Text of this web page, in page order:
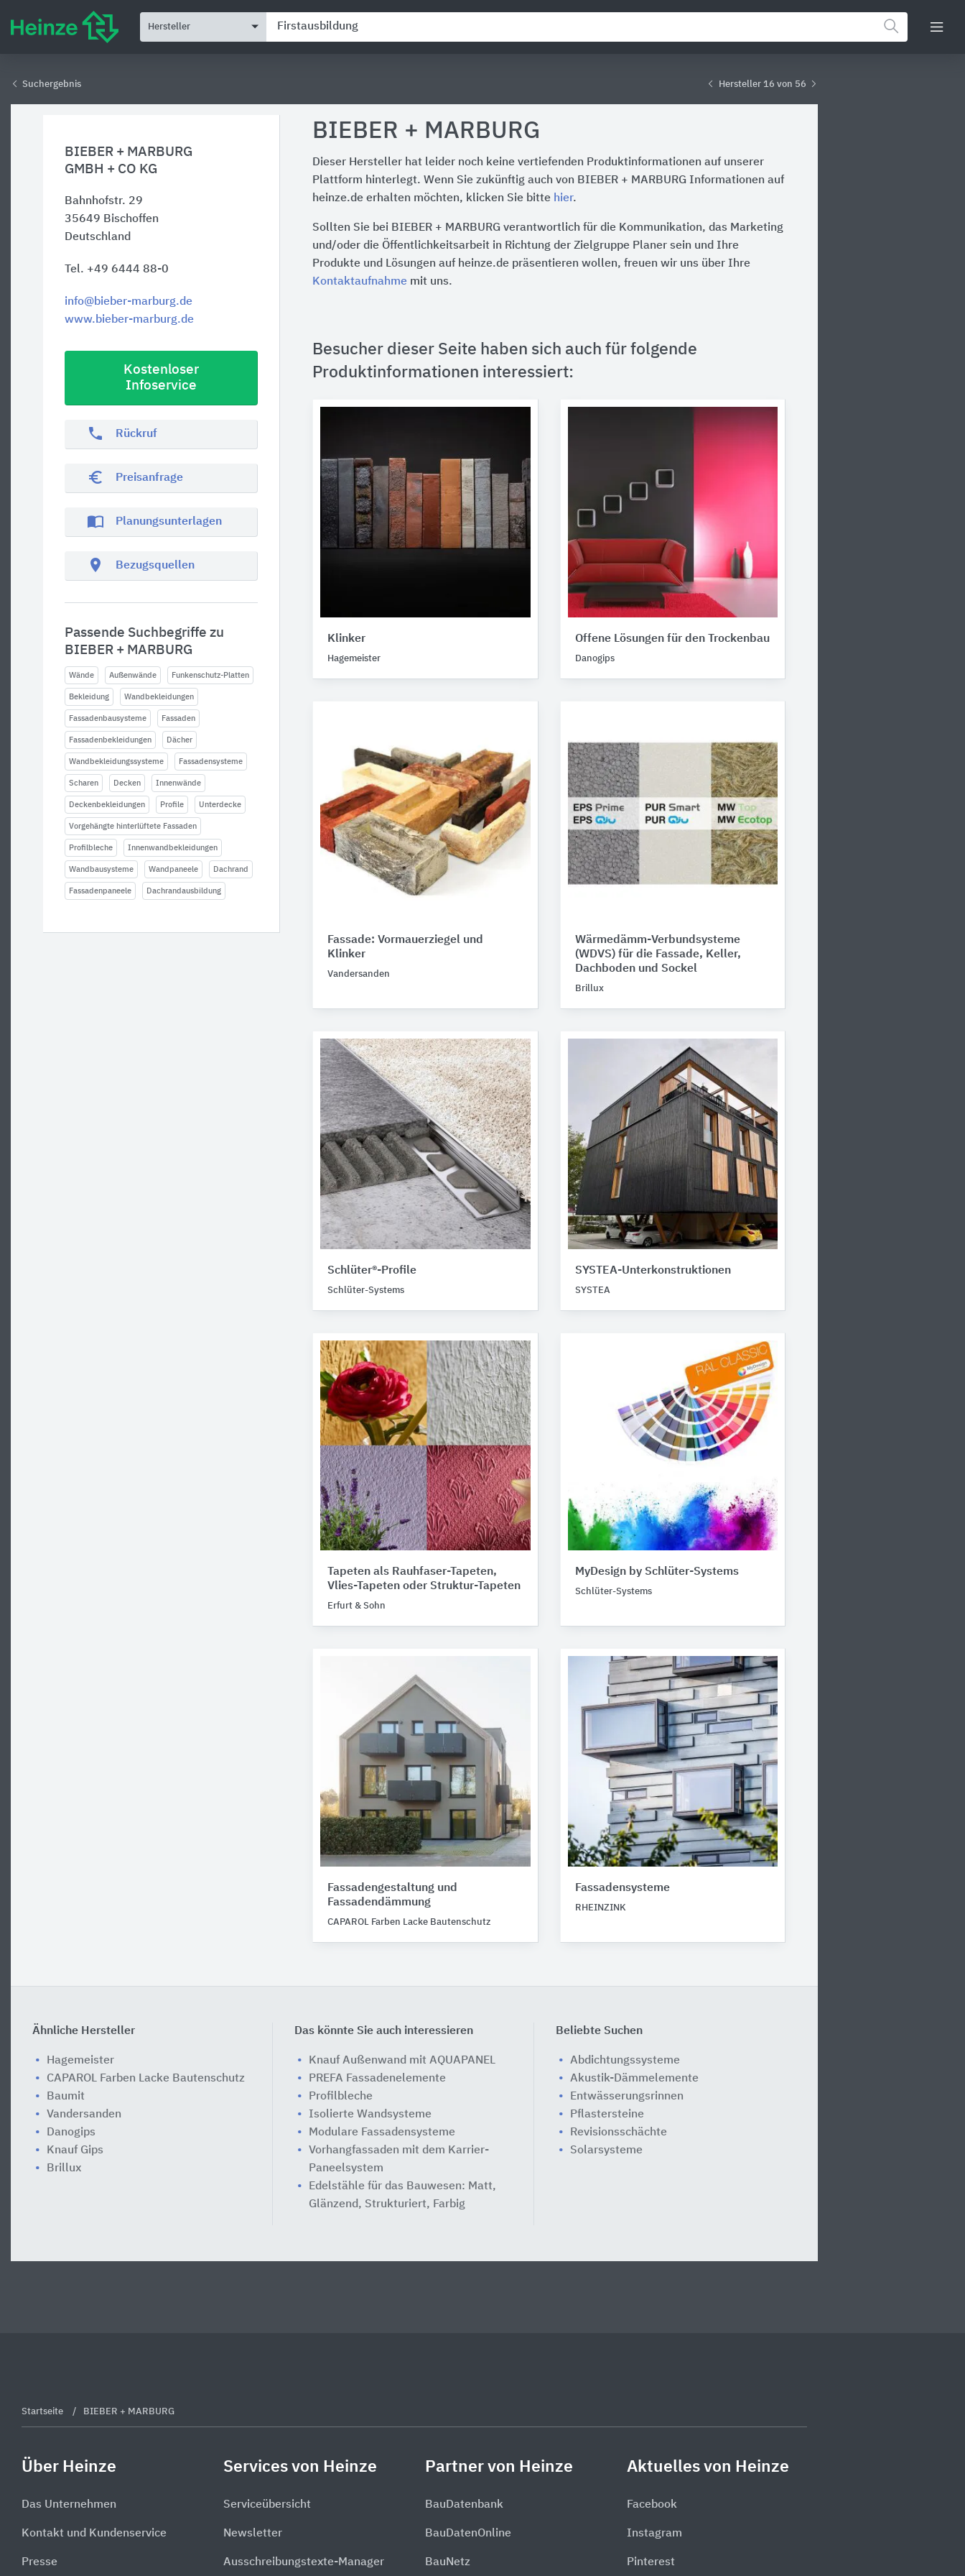
Hersteller
Suchergebnis Hersteller 16 von 56
BIEBER + MARBURG
GMBH + CO KG
Bahnhofstr. 29
35649 Bischoffen
Deutschland
Tel. +49 6444 88-0
info@bieber-marburg.de
www.bieber-marburg.de
Kostenloser
Infoservice
phone Rückruf
euro_symbol Preisanfrage
import_contacts Planungsunterlagen
location_on Bezugsquellen
Passende Suchbegriffe zu
BIEBER + MARBURG
Wände Außenwände Funkenschutz-Platten
Bekleidung Wandbekleidungen
Fassadenbausysteme Fassaden
Fassadenbekleidungen Dächer
Wandbekleidungssysteme Fassadensysteme
Scharen Decken Innenwände
Deckenbekleidungen Profile Unterdecke
Vorgehängte hinterlüftete Fassaden
Profilbleche Innenwandbekleidungen
Wandbausysteme Wandpaneele Dachrand
Fassadenpaneele Dachrandausbildung
BIEBER + MARBURG
Dieser Hersteller hat leider noch keine vertiefenden Produktinformationen auf unserer
Plattform hinterlegt. Wenn Sie zukünftig auch von BIEBER + MARBURG Informationen auf
heinze.de erhalten möchten, klicken Sie bitte hier.
Sollten Sie bei BIEBER + MARBURG verantwortlich für die Kommunikation, das Marketing
und/oder die Öffentlichkeitsarbeit in Richtung der Zielgruppe Planer sein und Ihre
Produkte und Lösungen auf heinze.de präsentieren wollen, freuen wir uns über Ihre
Kontaktaufnahme mit uns.
Besucher dieser Seite haben sich auch für folgende
Produktinformationen interessiert:
Klinker
Hagemeister
Offene Lösungen für den Trockenbau
Danogips
Fassade: Vormauerziegel und
Klinker
Vandersanden
Wärmedämm-Verbundsysteme
(WDVS) für die Fassade, Keller,
Dachboden und Sockel
Brillux
Schlüter®-Profile
Schlüter-Systems
SYSTEA-Unterkonstruktionen
SYSTEA
Tapeten als Rauhfaser-Tapeten,
Vlies-Tapeten oder Struktur-Tapeten
Erfurt & Sohn
MyDesign by Schlüter-Systems
Schlüter-Systems
Fassadengestaltung und
Fassadendämmung
CAPAROL Farben Lacke Bautenschutz
Fassadensysteme
RHEINZINK
Ähnliche Hersteller
Hagemeister
CAPAROL Farben Lacke Bautenschutz
Baumit
Vandersanden
Danogips
Knauf Gips
Brillux
Das könnte Sie auch interessieren
Knauf Außenwand mit AQUAPANEL
PREFA Fassadenelemente
Profilbleche
Isolierte Wandsysteme
Modulare Fassadensysteme
Vorhangfassaden mit dem Karrier-
Paneelsystem
Edelstähle für das Bauwesen: Matt,
Glänzend, Strukturiert, Farbig
Beliebte Suchen
Abdichtungssysteme
Akustik-Dämmelemente
Entwässerungsrinnen
Pflastersteine
Revisionsschächte
Solarsysteme
Startseite BIEBER + MARBURG
Über Heinze
Das Unternehmen
Kontakt und Kundenservice
Presse
Services von Heinze
Serviceübersicht
Newsletter
Ausschreibungstexte-Manager
Partner von Heinze
BauDatenbank
BauDatenOnline
BauNetz
Aktuelles von Heinze
Facebook
Instagram
Pinterest